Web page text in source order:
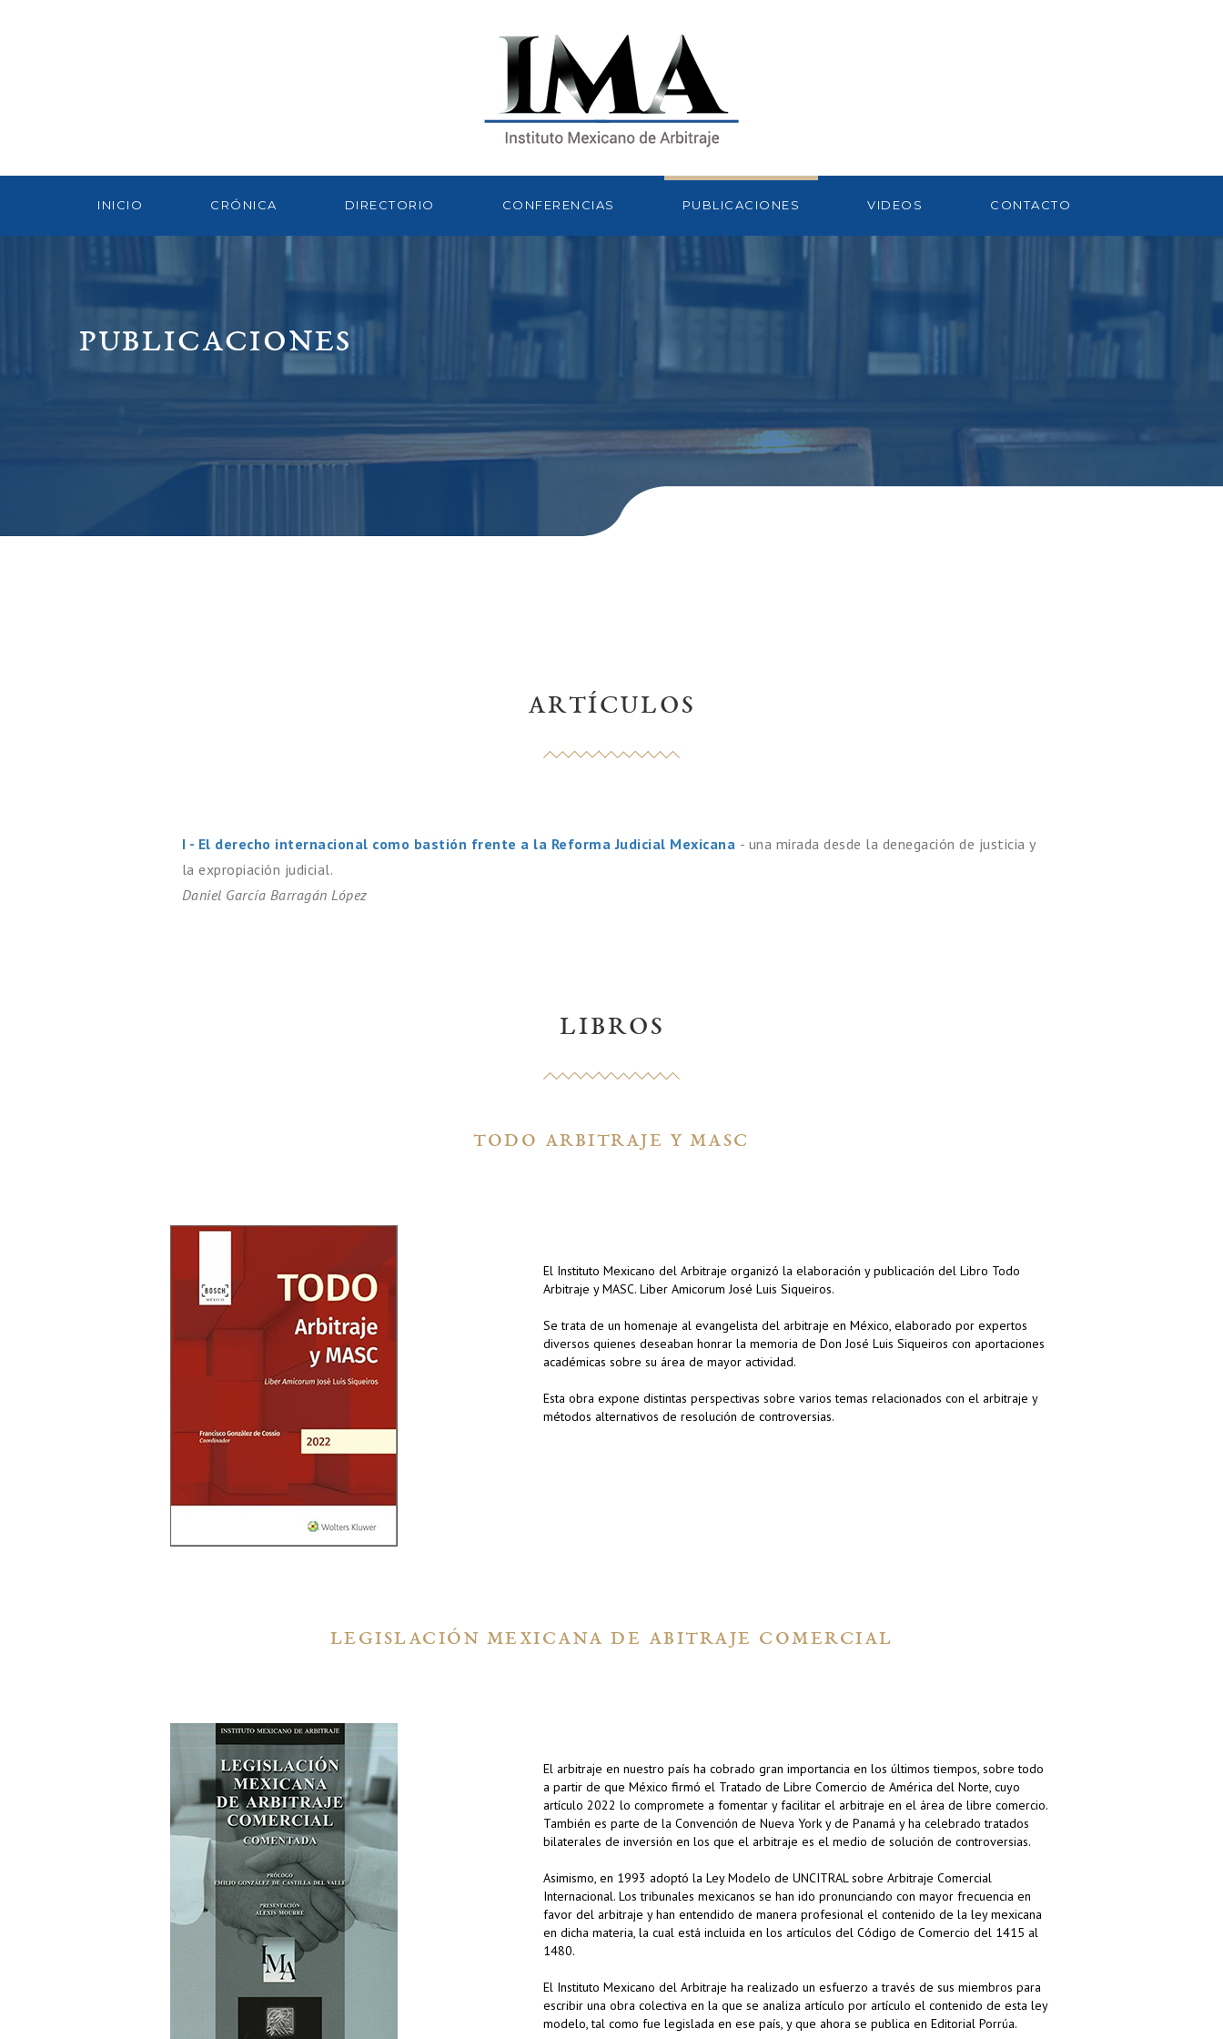
INICIO CRÓNICA DIRECTORIO CONFERENCIAS PUBLICACIONES VIDEOS CONTACTO
PUBLICACIONES
ARTÍCULOS
I - El derecho internacional como bastión frente a la Reforma Judicial Mexicana - una mirada desde la denegación de justicia y
la expropiación judicial.
Daniel García Barragán López
LIBROS
TODO ARBITRAJE Y MASC
El Instituto Mexicano del Arbitraje organizó la elaboración y publicación del Libro Todo
Arbitraje y MASC. Liber Amicorum José Luis Siqueiros.
Se trata de un homenaje al evangelista del arbitraje en México, elaborado por expertos
diversos quienes deseaban honrar la memoria de Don José Luis Siqueiros con aportaciones
académicas sobre su área de mayor actividad.
Esta obra expone distintas perspectivas sobre varios temas relacionados con el arbitraje y
métodos alternativos de resolución de controversias.
LEGISLACIÓN MEXICANA DE ABITRAJE COMERCIAL
El arbitraje en nuestro país ha cobrado gran importancia en los últimos tiempos, sobre todo
a partir de que México firmó el Tratado de Libre Comercio de América del Norte, cuyo
artículo 2022 lo compromete a fomentar y facilitar el arbitraje en el área de libre comercio.
También es parte de la Convención de Nueva York y de Panamá y ha celebrado tratados
bilaterales de inversión en los que el arbitraje es el medio de solución de controversias.
Asimismo, en 1993 adoptó la Ley Modelo de UNCITRAL sobre Arbitraje Comercial
Internacional. Los tribunales mexicanos se han ido pronunciando con mayor frecuencia en
favor del arbitraje y han entendido de manera profesional el contenido de la ley mexicana
en dicha materia, la cual está incluida en los artículos del Código de Comercio del 1415 al
1480.
El Instituto Mexicano del Arbitraje ha realizado un esfuerzo a través de sus miembros para
escribir una obra colectiva en la que se analiza artículo por artículo el contenido de esta ley
modelo, tal como fue legislada en ese país, y que ahora se publica en Editorial Porrúa.